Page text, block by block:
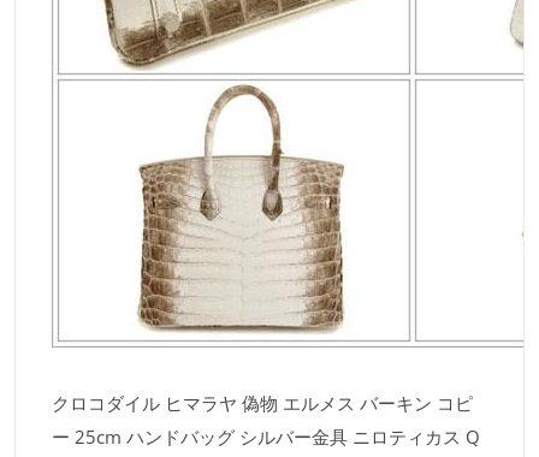
クロコダイル ヒマラヤ 偽物 エルメス バーキン コピ
ー 25cm ハンドバッグ シルバー金具 ニロティカス Q